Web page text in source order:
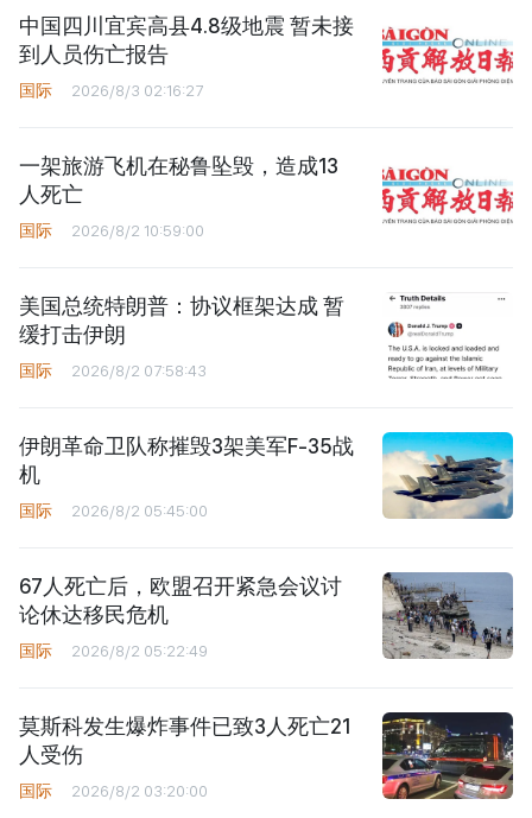
中国四川宜宾高县4.8级地震 暂未接
到人员伤亡报告
国际 2026/8/3 02:16:27
一架旅游飞机在秘鲁坠毁，造成13
人死亡
国际 2026/8/2 10:59:00
美国总统特朗普：协议框架达成 暂
缓打击伊朗
国际 2026/8/2 07:58:43
伊朗革命卫队称摧毁3架美军F-35战
机
国际 2026/8/2 05:45:00
67人死亡后，欧盟召开紧急会议讨
论休达移民危机
国际 2026/8/2 05:22:49
莫斯科发生爆炸事件已致3人死亡21
人受伤
国际 2026/8/2 03:20:00